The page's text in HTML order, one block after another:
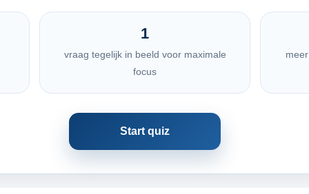
1
vraag tegelijk in beeld voor maximale
focus
Start quiz